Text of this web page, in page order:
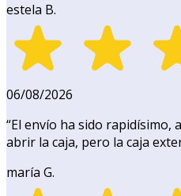
estela B.
06/08/2026
“El envío ha sido rapidísimo,
abrir la caja, pero la caja
maría G.